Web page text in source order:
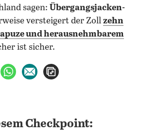
sagen: Übergangsjacken-
versteigert der Zoll zehn
und herausnehmbarem
ist sicher.
teilen
auf X teilenper WhatsApp teilen
per E-Mail teilen
Checkpoint: